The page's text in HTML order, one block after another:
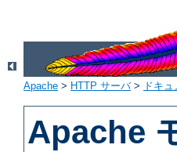
Apache > HTTP サーバ> ドキ
Apache